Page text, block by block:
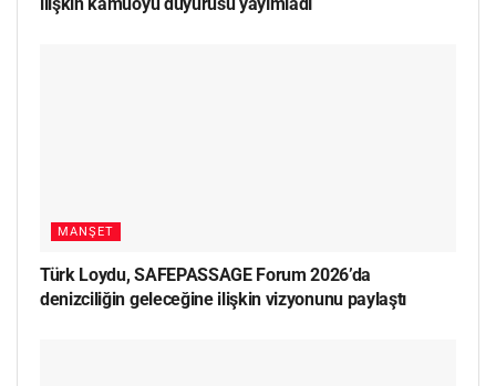
MANŞET
Türk Loydu, SAFEPASSAGE Forum 2026’da
denizciliğin geleceğine ilişkin vizyonunu paylaştı